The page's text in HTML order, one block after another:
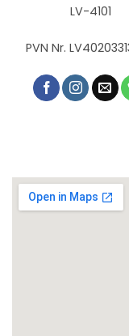
LV-4101
PVN Nr.